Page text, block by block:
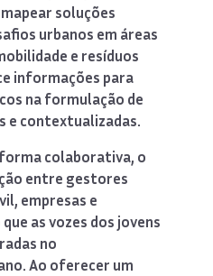
soluções
urbanos em áreas
e resíduos
informações para
na formulação de
e contextualizadas.
colaborativa, o
entre gestores
empresas e
as vozes dos jovens
no
Ao oferecer um